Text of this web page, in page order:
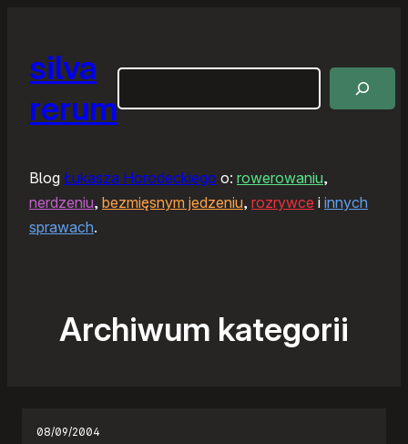
silva
rerum
Blog Łukasza Horodeckiego o: rowerowaniu,
nerdzeniu, bezmięsnym jedzeniu, rozrywce i innych
sprawach.
Archiwum kategorii
08/09/2004